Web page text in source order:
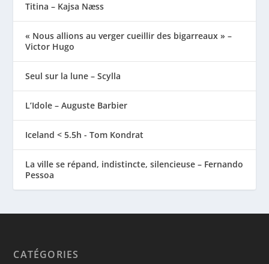
Titina – Kajsa Næss
« Nous allions au verger cueillir des bigarreaux » –
Victor Hugo
Seul sur la lune – Scylla
L’Idole – Auguste Barbier
Iceland < 5.5h - Tom Kondrat
La ville se répand, indistincte, silencieuse – Fernando
Pessoa
CATÉGORIES